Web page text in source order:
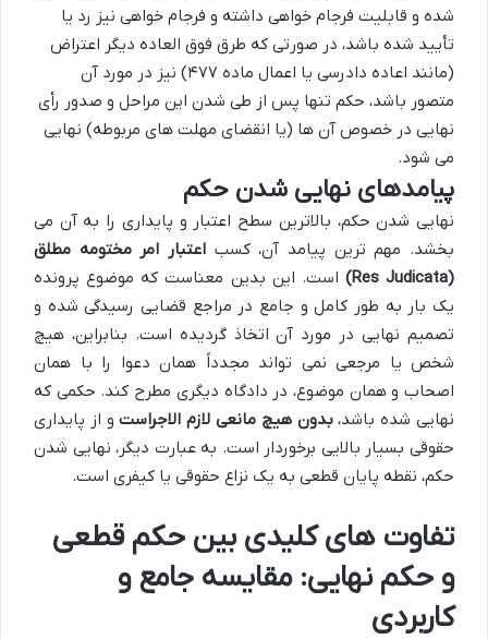
شده و قابلیت فرجام خواهی داشته و فرجام خواهی نیز رد یا
تأیید شده باشد، در صورتی که طرق فوق العاده دیگر اعتراض
(مانند اعاده دادرسی یا اعمال ماده ۴۷۷) نیز در مورد آن
متصور باشد، حکم تنها پس از طی شدن این مراحل و صدور رأی
نهایی در خصوص آن ها (یا انقضای مهلت های مربوطه) نهایی
می شود.
پیامدهای نهایی شدن حکم
نهایی شدن حکم، بالاترین سطح اعتبار و پایداری را به آن می
بخشد. مهم ترین پیامد آن، کسب اعتبار امر مختومه مطلق
(Res Judicata)
است. این بدین معناست که موضوع پرونده
یک بار به طور کامل و جامع در مراجع قضایی رسیدگی شده و
تصمیم نهایی در مورد آن اتخاذ گردیده است. بنابراین، هیچ
شخص یا مرجعی نمی تواند مجدداً همان دعوا را با همان
اصحاب و همان موضوع، در دادگاه دیگری مطرح کند. حکمی که
نهایی شده باشد،بدون هیچ مانعی لازم الاجراستو از پایداری
حقوقی بسیار بالایی برخوردار است. به عبارت دیگر، نهایی شدن
حکم، نقطه پایان قطعی به یک نزاع حقوقی یا کیفری است.
تفاوت های کلیدی بین حکم قطعی
و حکم نهایی: مقایسه جامع و
کاربردی